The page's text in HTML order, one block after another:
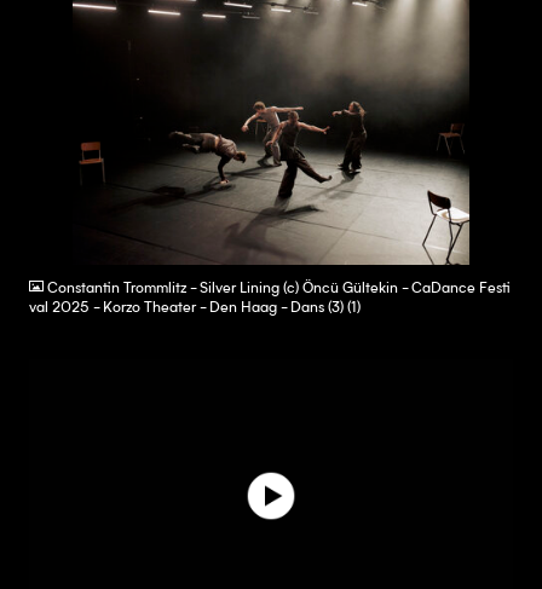
Constantin Trommlitz - Silver Lining (c) Öncü Gültekin - CaDance Festi
val 2025 - Korzo Theater - Den Haag - Dans (3) (1)